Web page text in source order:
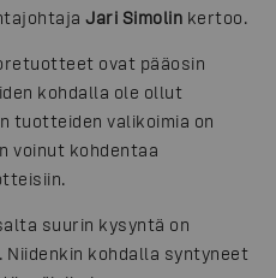
Jari Simolin kertoo.
ovat pääosin
kohdalla ole ollut
tuotteiden valikoimia on
voinut kohdentaa
suurin kysyntä on
kohdalla syntyneet